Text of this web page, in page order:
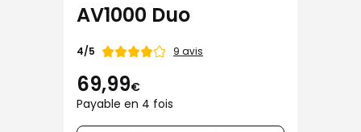
AV1000 Duo
Note
4/5 9 avis
69,99€
Payable en 4 fois